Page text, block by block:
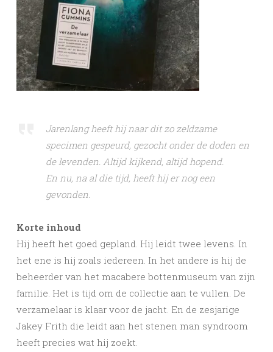
Jarenlang heeft hij naar dit zo zeldzame
specimen gespeurd, gezocht onder de doden en
de levenden. Altijd kijkend, altijd hopend.
En nu, na al die tijd, heeft hij er nog een
gevonden.
Korte inhoud
Hij heeft het goed gepland. Hij leidt twee levens. In
het ene is hij zoals iedereen. In het andere is hij de
beheerder van het macabere bottenmuseum van zijn
familie. Het is tijd om de collectie aan te vullen. De
verzamelaar is klaar voor de jacht. En de zesjarige
Jakey Frith die leidt aan het stenen man syndroom
heeft precies wat hij zoekt.